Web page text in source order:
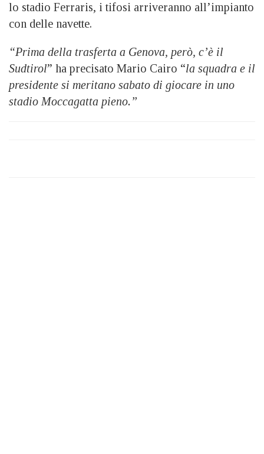
lo stadio Ferraris, i tifosi arriveranno all’impianto
con delle navette.
“Prima della trasferta a Genova, però, c’è il
Sudtirol” ha precisato Mario Cairo “la squadra e il
presidente si meritano sabato di giocare in uno
stadio Moccagatta pieno.”